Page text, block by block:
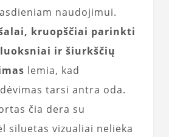
naudojimui.
kruopščiai parinkti
ir šiurkščių
lemia, kad
tarsi antra oda.
čia dera su
siluetas vizualiai nelieka